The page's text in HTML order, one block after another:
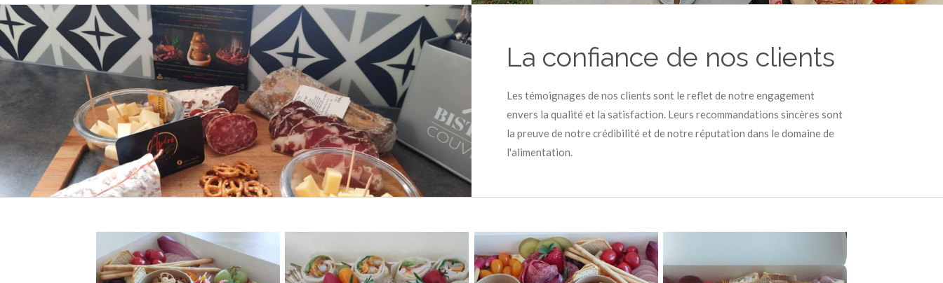
La confiance de nos clients
Les témoignages de nos clients sont le reflet de notre engagement
envers la qualité et la satisfaction. Leurs recommandations sincères sont
la preuve de notre crédibilité et de notre réputation dans le domaine de
l'alimentation.